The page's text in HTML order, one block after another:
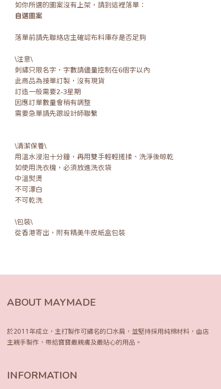
如你所選的圖案沒有上架，請到這裡落單：
自選圖案
落單前請先聯絡店主確認布料庫存是否足夠
\注意\
刺繡只限名字，字數請儘量控制在6個字以內
此商品為接單訂製，沒有現貨
訂造一般需要2-3星期
因應訂單數量會稍有調整
需要急單請先跟設計師聯繫
\清潔保養\
用溫水浸泡十分鐘，再用雙手輕輕搓揉、洗淨後晾乾
如使用洗衣機，必須放進洗衣袋
中溫熨燙
不可漂白
不可乾洗
\包裝\
從香港寄出，附有精美牛皮紙盒包裝
ABOUT MAYMADE
於2011年成立，主打製作可繡名的口水肩， 並堅持採用純棉材料，由店
主親手製作， 帶給寶寶最親膚及最貼心的用品。
INFORMATION